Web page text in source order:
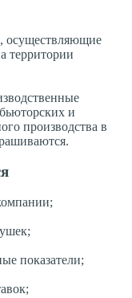
осуществляющие
территории
и
производства в
показатели;